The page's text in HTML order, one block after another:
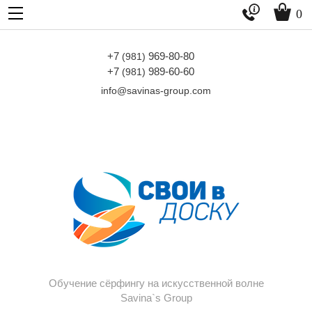
+7 (981) 969-80-80
+7 (981) 989-60-60
info@savinas-group.com
Обучение сёрфингу на искусственной волне
Savina`s Group
  0